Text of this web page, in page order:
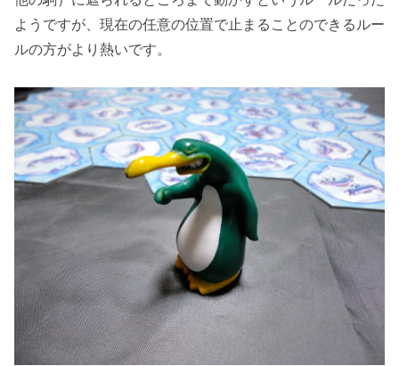
ようですが、現在の任意の位置で止まることのできるルー
ルの方がより熱いです。